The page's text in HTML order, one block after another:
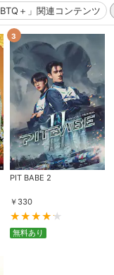
＋」関連コンテンツ
3
PIT BABE 2
￥ 330
無料あり